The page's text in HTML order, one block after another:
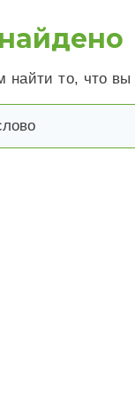
найти то, что